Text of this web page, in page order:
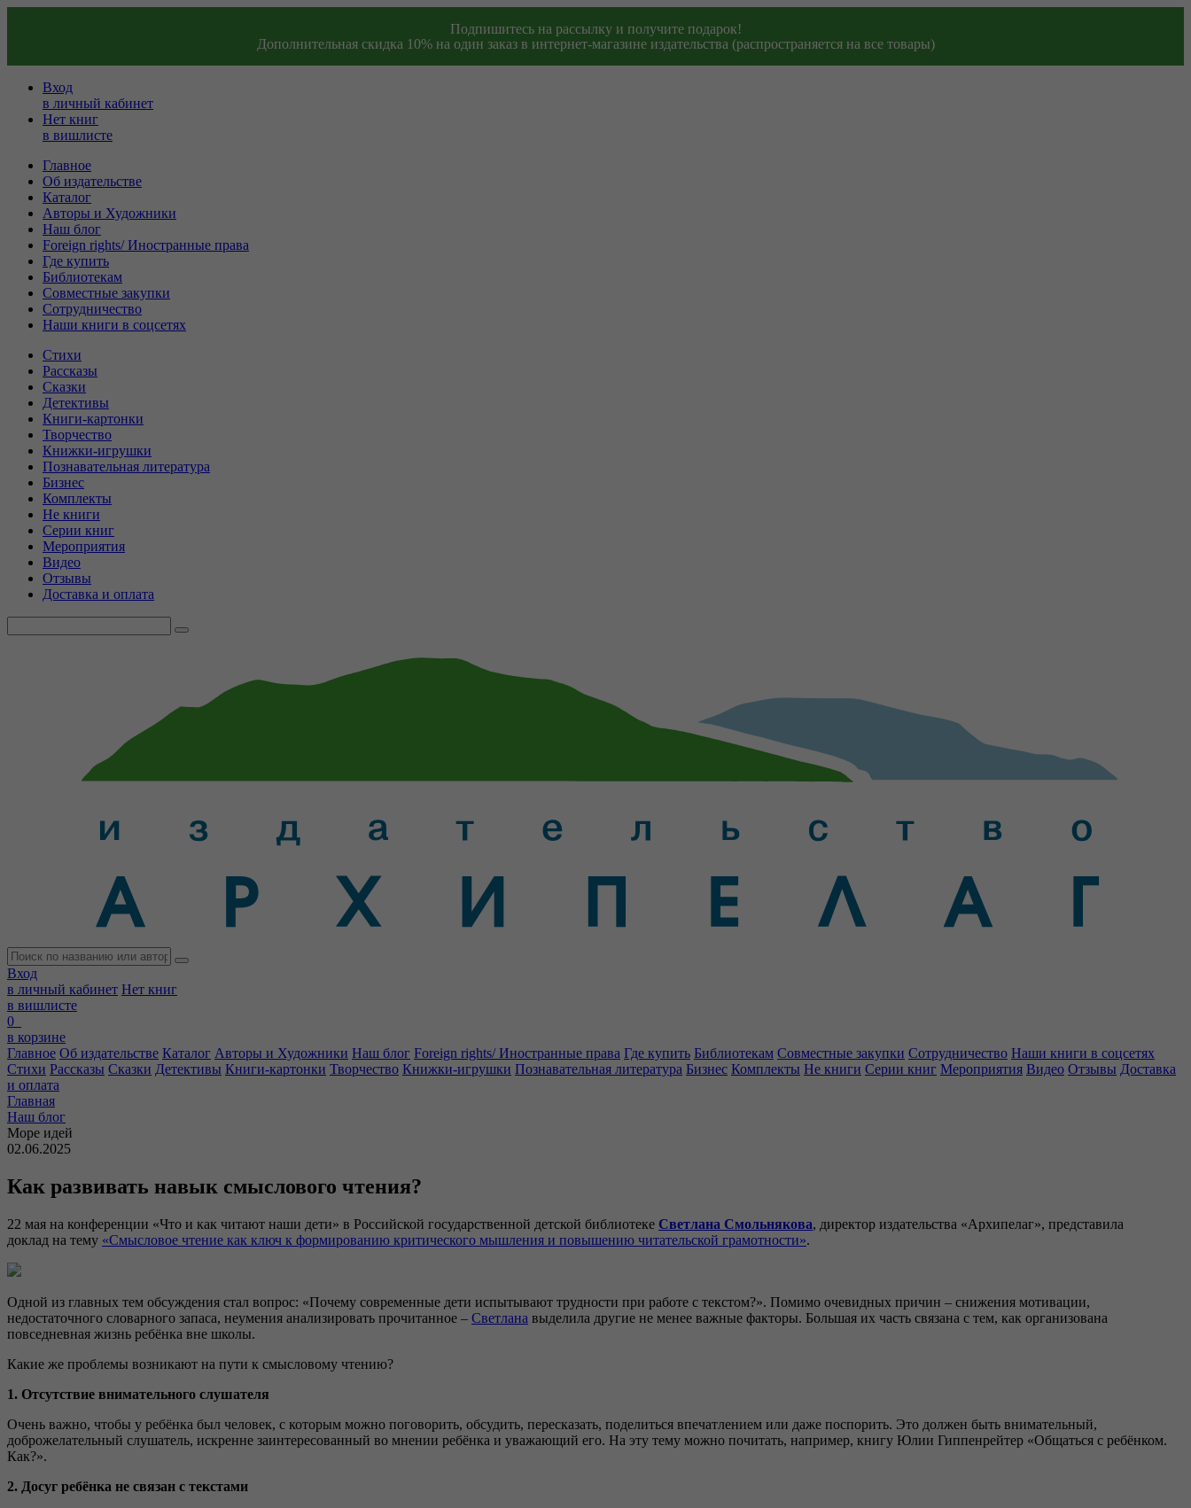
Подпишитесь на рассылку и получите подарок!
Дополнительная скидка 10% на один заказ в интернет-магазине издательства (распространяется на все товары)
Вход
в личный кабинет
Нет книг
в вишлисте
Главное
Об издательстве
Каталог
Авторы и Художники
Наш блог
Foreign rights/ Иностранные права
Где купить
Библиотекам
Совместные закупки
Сотрудничество
Наши книги в соцсетях
Стихи
Рассказы
Сказки
Детективы
Книги-картонки
Творчество
Книжки-игрушки
Познавательная литература
Бизнес
Комплекты
Не книги
Серии книг
Мероприятия
Видео
Отзывы
Доставка и оплата
Вход
в личный кабинет Нет книг
в вишлисте
0
в корзине
Главное Об издательстве Каталог Авторы и Художники Наш блог Foreign rights/ Иностранные права Где купить Библиотекам Совместные закупки Сотрудничество Наши книги в соцсетях
Стихи Рассказы Сказки Детективы Книги-картонки Творчество Книжки-игрушки Познавательная литература Бизнес Комплекты Не книги Серии книг Мероприятия Видео Отзывы Доставка
и оплата
Главная
Наш блог
Море идей
02.06.2025
Как развивать навык смыслового чтения?
22 мая на конференции «Что и как читают наши дети» в Российской государственной детской библиотеке Светлана Смольнякова, директор издательства «Архипелаг», представила
доклад на тему «Смысловое чтение как ключ к формированию критического мышления и повышению читательской грамотности».
Одной из главных тем обсуждения стал вопрос: «Почему современные дети испытывают трудности при работе с текстом?». Помимо очевидных причин – снижения мотивации,
недостаточного словарного запаса, неумения анализировать прочитанное – Светлана выделила другие не менее важные факторы. Большая их часть связана с тем, как организована
повседневная жизнь ребёнка вне школы.
Какие же проблемы возникают на пути к смысловому чтению?
1. Отсутствие внимательного слушателя
Очень важно, чтобы у ребёнка был человек, с которым можно поговорить, обсудить, пересказать, поделиться впечатлением или даже поспорить. Это должен быть внимательный,
доброжелательный слушатель, искренне заинтересованный во мнении ребёнка и уважающий его. На эту тему можно почитать, например, книгу Юлии Гиппенрейтер «Общаться с ребёнком.
Как?».
2. Досуг ребёнка не связан с текстами